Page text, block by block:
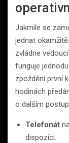
Jakmile se
jednat
zvládne
funguje
zpoždění první
hodinách
o dalším
Telefonát
dispozici.